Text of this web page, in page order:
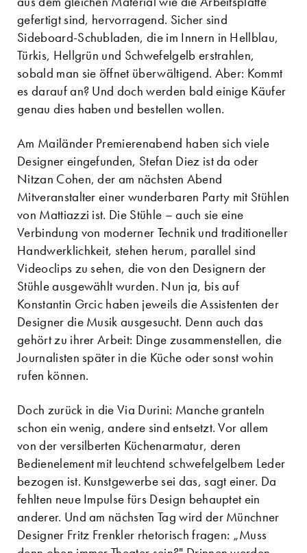
gefertigt sind, hervorragend. Sicher sind
Sideboard-Schubladen, die im Innern in Hellblau,
Türkis, Hellgrün und Schwefelgelb erstrahlen,
sobald man sie öffnet überwältigend. Aber: Kommt
es darauf an? Und doch werden bald einige Käufer
genau dies haben und bestellen wollen.
Am Mailänder Premierenabend haben sich viele
Designer eingefunden, Stefan Diez ist da oder
Nitzan Cohen, der am nächsten Abend
Mitveranstalter einer wunderbaren Party mit Stühlen
von Mattiazzi ist. Die Stühle – auch sie eine
Verbindung von moderner Technik und traditioneller
Handwerklichkeit, stehen herum, parallel sind
Videoclips zu sehen, die von den Designern der
Stühle ausgewählt wurden. Nun ja, bis auf
Konstantin Grcic haben jeweils die Assistenten der
Designer die Musik ausgesucht. Denn auch das
gehört zu ihrer Arbeit: Dinge zusammenstellen, die
Journalisten später in die Küche oder sonst wohin
rufen können.
Doch zurück in die Via Durini: Manche granteln
schon ein wenig, andere sind entsetzt. Vor allem
von der versilberten Küchenarmatur, deren
Bedienelement mit leuchtend schwefelgelbem Leder
bezogen ist. Kunstgewerbe sei das, sagt einer. Da
fehlten neue Impulse fürs Design behauptet ein
anderer. Und am nächsten Tag wird der Münchner
Designer Fritz Frenkler rhetorisch fragen: „Muss